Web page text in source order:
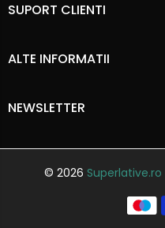
SUPORT CLIENTI
ALTE INFORMATII
NEWSLETTER
© 2026 Superlative.ro